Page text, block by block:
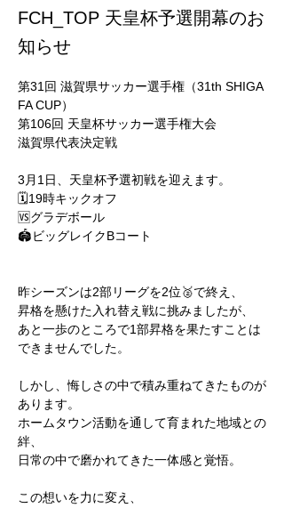
FCH_TOP 天皇杯予選開幕のお
知らせ
第31回 滋賀県サッカー選手権（31th SHIGA
FA CUP）
第106回 天皇杯サッカー選手権大会
滋賀県代表決定戦
3月1日、天皇杯予選初戦を迎えます。
🗓️19時キックオフ
🆚グラデボール
🏟️ビッグレイクBコート
昨シーズンは2部リーグを2位🥈で終え、
昇格を懸けた入れ替え戦に挑みましたが、
あと一歩のところで1部昇格を果たすことは
できませんでした。
しかし、悔しさの中で積み重ねてきたものが
あります。
ホームタウン活動を通して育まれた地域との
絆、
日常の中で磨かれてきた一体感と覚悟。
この想いを力に変え、